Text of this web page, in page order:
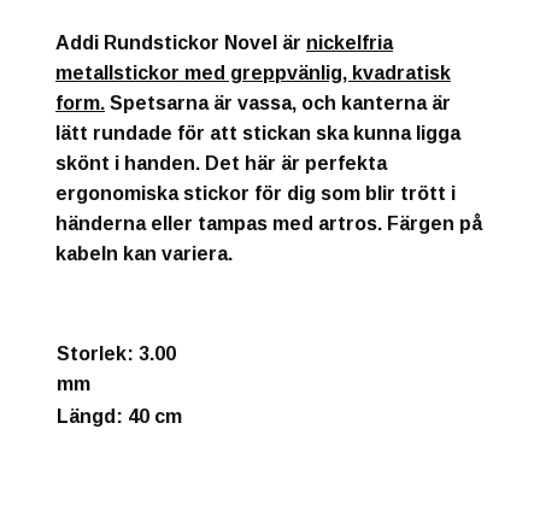
Addi Rundstickor Novel är nickelfria
metallstickor med greppvänlig, kvadratisk
form. Spetsarna är vassa, och kanterna är
lätt rundade för att stickan ska kunna ligga
skönt i handen. Det här är perfekta
ergonomiska stickor för dig som blir trött i
händerna eller tampas med artros. Färgen på
kabeln kan variera.
Storlek: 3.00
mm
Längd : 40 cm